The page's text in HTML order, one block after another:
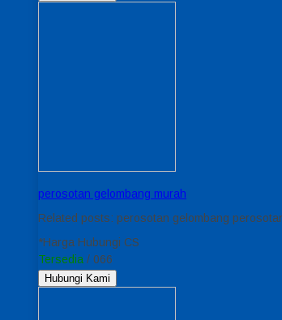
perosotan gelombang murah
Related posts: perosotan gelombang
*Harga Hubungi CS
Tersedia / 066
Hubungi Kami